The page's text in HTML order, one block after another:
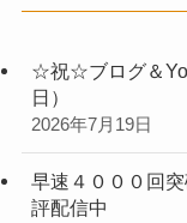
☆祝☆ブログ＆
日）
2026年7月19日
早速４０００回
評配信中